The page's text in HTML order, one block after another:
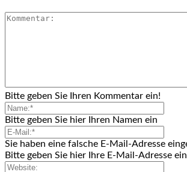
Bitte geben Sie Ihren Kommentar ein!
Bitte geben Sie hier Ihren Namen ein
Sie haben eine falsche E-Mail-Adresse
Bitte geben Sie hier Ihre E-Mail-Adresse ein